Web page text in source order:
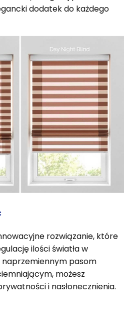
dodatek do każdego
rozwiązanie, które
ilości światła w
naprzemiennym pasom
możesz
i nasłonecznienia.